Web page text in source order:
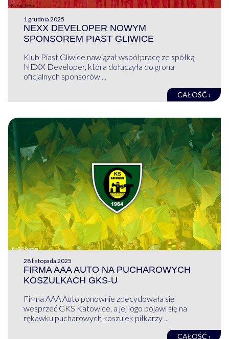
1 grudnia 2025
NEXX DEVELOPER NOWYM
SPONSOREM PIAST GLIWICE
Klub Piast Gliwice nawiązał współpracę ze spółką
NEXX Developer, która dołączyła do grona
oficjalnych sponsorów ...
CAŁOŚĆ ›
28 listopada 2025
FIRMA AAA AUTO NA PUCHAROWYCH
KOSZULKACH GKS-U
Firma AAA Auto ponownie zdecydowała się
wesprzeć GKS Katowice, a jej logo pojawi się na
rękawku pucharowych koszulek piłkarzy ...
CAŁOŚĆ ›